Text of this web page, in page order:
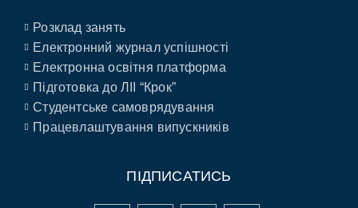
Розклад занять
Електронний журнал успішності
Електронна освітня платформа
Підготовка до ЛІІ “Крок”
Студентське самоврядування
Працевлаштування випускників
ПІДПИСАТИСЬ